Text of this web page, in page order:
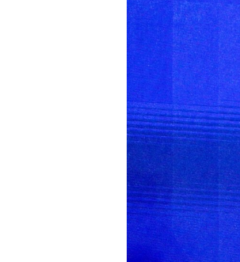
MONOMARCA